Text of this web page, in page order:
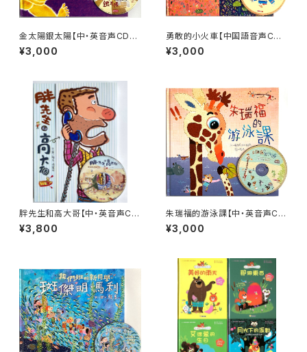
金太陽銀太陽【中・英音声CD
付】
¥3,000
勇敢的小火車【中国語音声CD
付】
¥3,000
胖先生和高大哥【中・英音声CD
付】
¥3,800
朱瑞福的游泳課【中・英音声CD
付】
¥3,000